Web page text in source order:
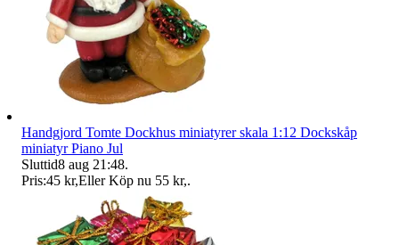
Handgjord Tomte Dockhus miniatyrer skala 1:12 Dockskåp
miniatyr Piano Jul
Sluttid8 aug 21:48.
Pris:45 kr,Eller Köp nu 55 kr,.